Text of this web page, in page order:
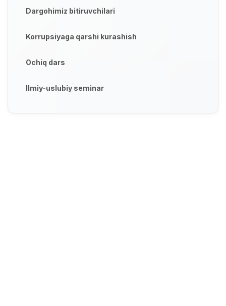
Dargohimiz bitiruvchilari
Korrupsiyaga qarshi kurashish
Ochiq dars
Ilmiy-uslubiy seminar